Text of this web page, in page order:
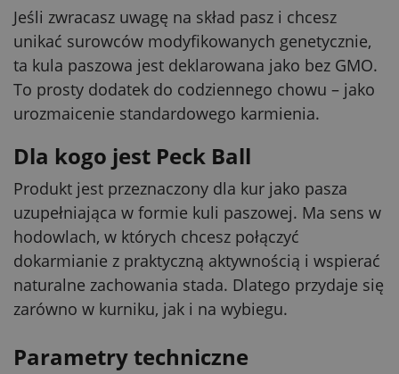
Jeśli zwracasz uwagę na skład pasz i chcesz
unikać surowców modyfikowanych genetycznie,
ta kula paszowa jest deklarowana jako bez GMO.
To prosty dodatek do codziennego chowu – jako
urozmaicenie standardowego karmienia.
Dla kogo jest Peck Ball
Produkt jest przeznaczony dla kur jako pasza
uzupełniająca w formie kuli paszowej. Ma sens w
hodowlach, w których chcesz połączyć
dokarmianie z praktyczną aktywnością i wspierać
naturalne zachowania stada. Dlatego przydaje się
zarówno w kurniku, jak i na wybiegu.
Parametry techniczne